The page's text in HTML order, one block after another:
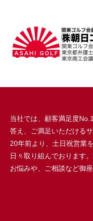
当社では、顧客満足度
答え、ご満足いただける
20年前より、土日祝営業
日々取り組んでおります。
お悩みや、ご相談など御